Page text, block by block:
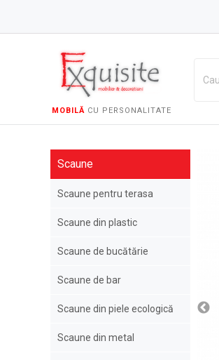
MOBILĂ CU PERSONALITATE
Scaune
Scaune pentru terasa
Scaune din plastic
Scaune de bucătărie
Scaune de bar
Scaune din piele ecologică
Scaune din metal